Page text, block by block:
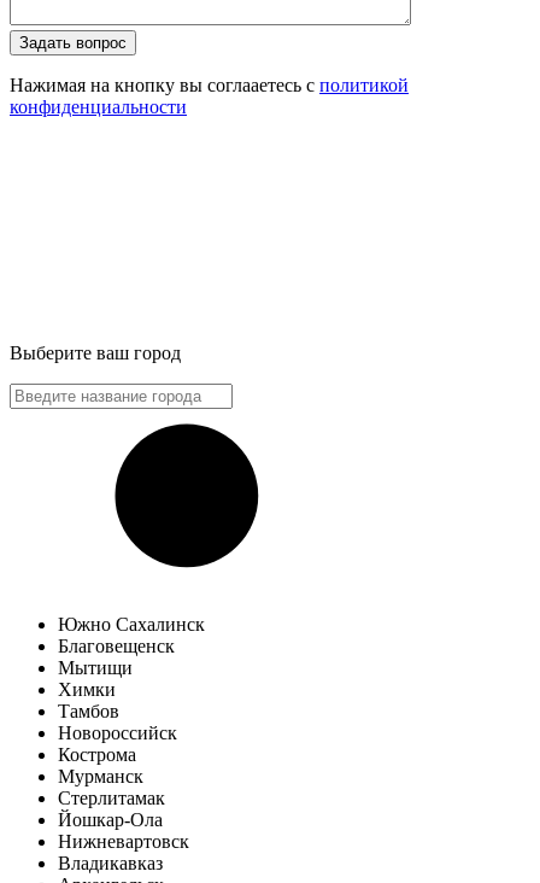
Задать вопрос
Нажимая на кнопку вы соглааетесь с политикой
конфиденциальности
Выберите ваш город
Южно Сахалинск
Благовещенск
Мытищи
Химки
Тамбов
Новороссийск
Кострома
Мурманск
Стерлитамак
Йошкар-Ола
Нижневартовск
Владикавказ